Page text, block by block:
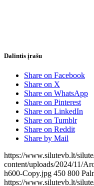
Dalintis įrašu
Share on Facebook
Share on X
Share on WhatsApp
Share on Pinterest
Share on LinkedIn
Share on Tumblr
Share on Reddit
Share by Mail
https://www.silutevb.lt/
content/uploads/2024/11/
h600-Copy.jpg 450 800
https://www.silutevb.lt/